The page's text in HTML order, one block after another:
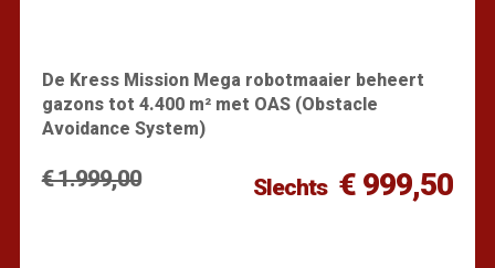
De Kress Mission Mega robotmaaier beheert
gazons tot 4.400 m² met OAS (Obstacle
Avoidance System)
€ 1.999,00 Slechts € 999,50